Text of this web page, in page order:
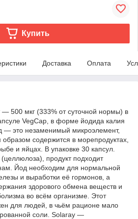
Купить
Доставка Оплата
500 мкг (333% от суточной нормы) в
VegCap, в форме йодида калия
— это незаменимый микроэлемент,
содержится в морепродуктах,
и яйцах. В упаковке 30 капсул.
продукт подходит
Йод необходим для нормальной
и выработки её гормонов, а
здорового обмена веществ и
во всём организме. Этот
для людей, в чьём рационе мало
соли. Solaray —